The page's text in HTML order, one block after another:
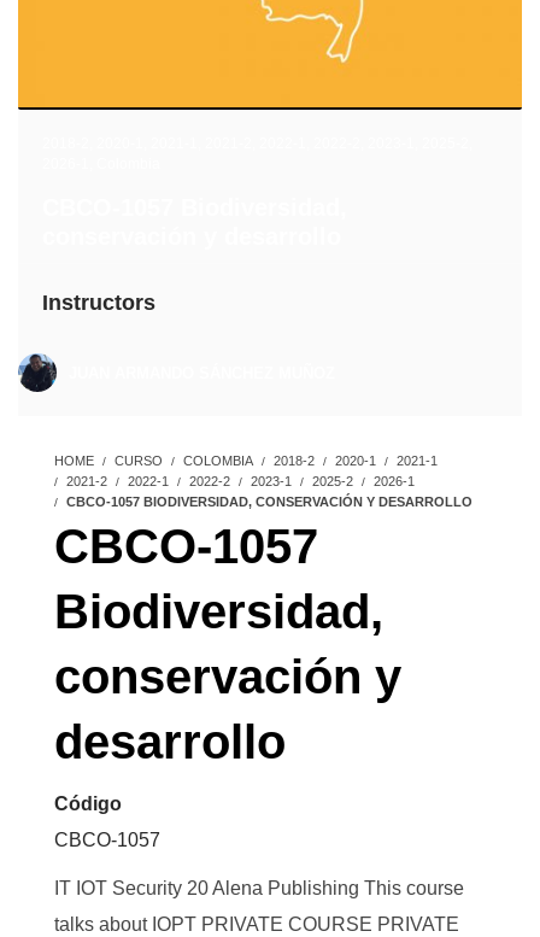
Instructors
HOME CURSO COLOMBIA 2018-2 2020-1
2021-1
2021-2
2022-1 2022-2 2023-1 2025-2
2026-1
CBCO-1057 BIODIVERSIDAD, CONSERVACIÓN Y DESARROLLO
CBCO-1057
Biodiversidad,
conservación y
desarrollo
Código
CBCO-1057
IT IOT Security 20 Alena Publishing This course
talks about IOPT PRIVATE COURSE PRIVATE